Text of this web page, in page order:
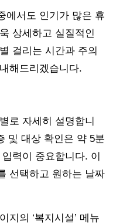
에서도 인기가 많은 휴
상세하고 실질적인
걸리는 시간과 주의
해드리겠습니다.
로 자세히 설명합니
및 대상 확인은 약 5분
력이 중요합니다. 이
선택하고 원하는 날짜
지의 ‘복지시설’ 메뉴